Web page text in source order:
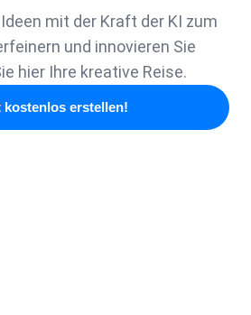
mit der Kraft der KI zum
und innovieren Sie
hier Ihre kreative Reise.
kostenlos erstellen!